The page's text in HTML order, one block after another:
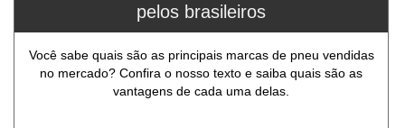
pelos brasileiros
Você sabe quais são as principais marcas de pneu vendidas
no mercado? Confira o nosso texto e saiba quais são as
vantagens de cada uma delas.